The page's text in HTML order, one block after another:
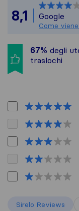
8,1
Google
Come
67% degli
traslochi
Sirelo Reviews